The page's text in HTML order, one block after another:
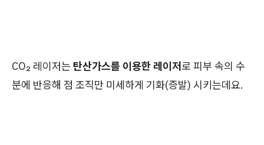
CO₂ 레이저는 탄산가스를 이용한 레이저로 피부 속의 수
분에 반응해 점 조직만 미세하게 기화(증발) 시키는데요.